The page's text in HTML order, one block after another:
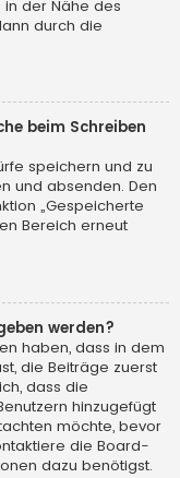
der Nähe des
durch die
beim Schreiben
speichern und zu
und absenden. Den
„Gespeicherte
Bereich erneut
werden?
haben, dass in dem
die Beiträge zuerst
dass die
hinzugefügt
möchte, bevor
die Board-
dazu benötigst.